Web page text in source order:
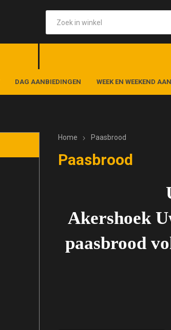
DAG AANBIEDINGEN WEEK EN WEEKEND
Home Paasbrood
Paasbrood
Akershoek
paasbrood